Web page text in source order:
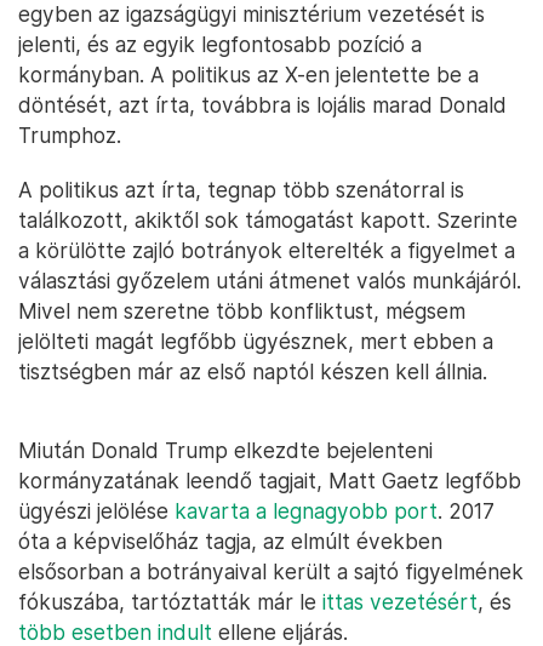
egyben az igazságügyi minisztérium vezetését is
jelenti, és az egyik legfontosabb pozíció a
kormányban. A politikus az X-en jelentette be a
döntését, azt írta, továbbra is lojális marad Donald
Trumphoz.
A politikus azt írta, tegnap több szenátorral is
találkozott, akiktől sok támogatást kapott. Szerinte
a körülötte zajló botrányok elterelték a figyelmet a
választási győzelem utáni átmenet valós munkájáról.
Mivel nem szeretne több konfliktust, mégsem
jelölteti magát legfőbb ügyésznek, mert ebben a
tisztségben már az első naptól készen kell állnia.
Miután Donald Trump elkezdte bejelenteni
kormányzatának leendő tagjait, Matt Gaetz legfőbb
ügyészi jelölése kavarta a legnagyobb port. 2017
óta a képviselőház tagja, az elmúlt években
elsősorban a botrányaival került a sajtó figyelmének
fókuszába, tartóztatták már le ittas vezetésért, és
több esetben indult ellene eljárás.